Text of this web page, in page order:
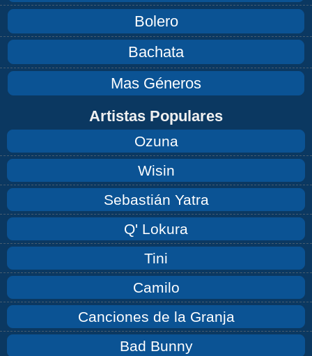
Bolero
Bachata
Mas Géneros
Artistas Populares
Ozuna
Wisin
Sebastián Yatra
Q' Lokura
Tini
Camilo
Canciones de la Granja
Bad Bunny